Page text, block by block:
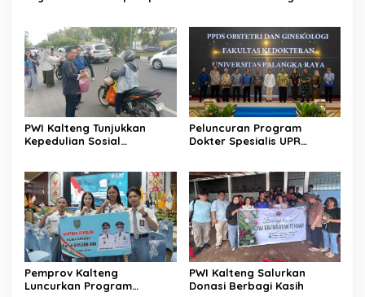
PWI Kalteng Tunjukkan
Kepedulian Sosial
Peluncuran Program
Dokter Spesialis UPR
Pemprov Kalteng
Luncurkan Program
PWI Kalteng Salurkan
Donasi Berbagi Kasih